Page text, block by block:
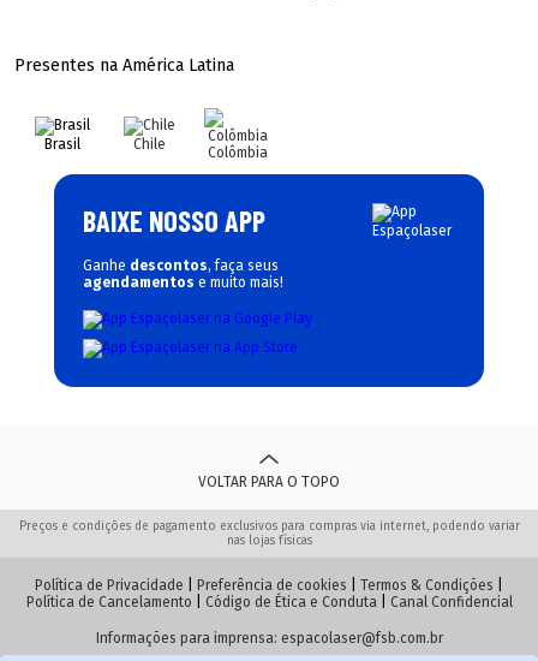
Presentes na América Latina
Brasil Chile Colômbia
BAIXE NOSSO APP
Ganhe descontos, faça seus
agendamentos e muito mais!
VOLTAR PARA O TOPO
Preços e condições de pagamento exclusivos para compras via internet, podendo variar
nas lojas físicas
Política de Privacidade Preferência de cookies Termos & Condições
Política de Cancelamento
Código de Ética e Conduta| Canal Confidencial
Informações para imprensa: espacolaser@fsb.com.br